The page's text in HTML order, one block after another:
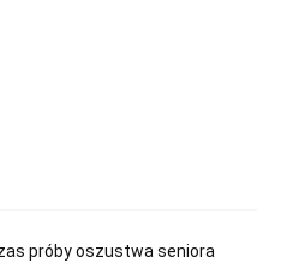
próby oszustwa seniora